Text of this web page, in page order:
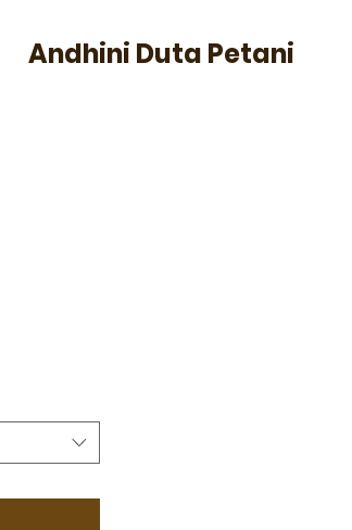
Andhini Duta Petani